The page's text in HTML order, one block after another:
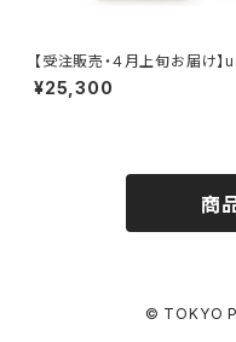
【受注販売・４月上旬お届け】
ao 複製原画 CAT3 （額装有
り、直筆サイン入り）
¥25,300
商
© TOKYO